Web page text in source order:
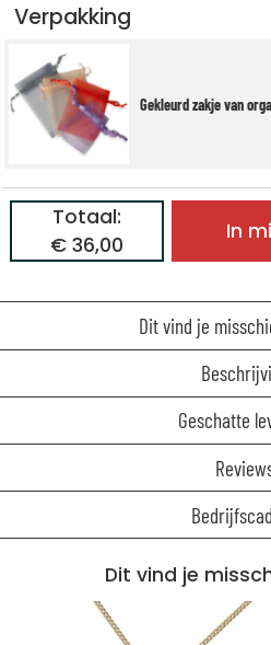
Verpakking
Gekleurd zakje van
Totaal:
€ 36,00
In
Dit vind je
Geschatte
Dit vind je